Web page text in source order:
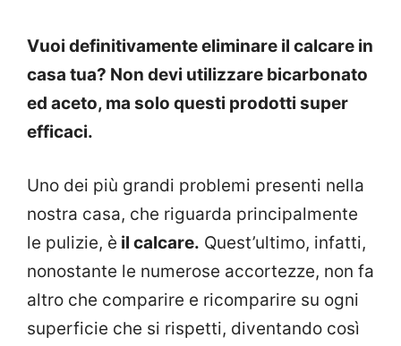
Vuoi definitivamente eliminare il calcare in
casa tua? Non devi utilizzare bicarbonato
ed aceto, ma solo questi prodotti super
efficaci.
Uno dei più grandi problemi presenti nella
nostra casa, che riguarda principalmente
le pulizie, è il calcare. Quest’ultimo, infatti,
nonostante le numerose accortezze, non fa
altro che comparire e ricomparire su ogni
superficie che si rispetti, diventando così